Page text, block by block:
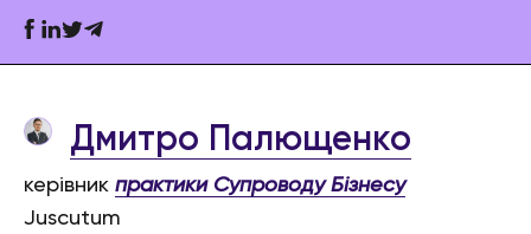
Дмитро Палющенко
керівник практики Супроводу Бізнесу
Juscutum